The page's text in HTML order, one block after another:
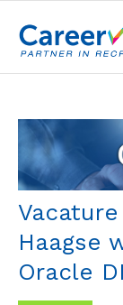
Haagse
Oracle